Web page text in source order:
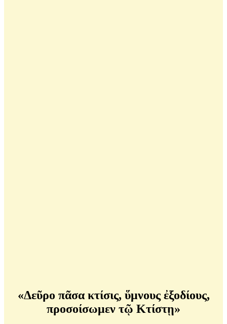
«Δεῦρο πᾶσα κτίσις, ὕμνους ἐξοδίους,
προσοίσωμεν τῷ Κτίστῃ»